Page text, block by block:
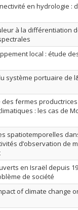
en hydrologie
à la différentiation
local : étude
système portuaire de
fermes
: les cas de
spatiotemporelles
d’observation de
en Israël depuis
de société
of climate change